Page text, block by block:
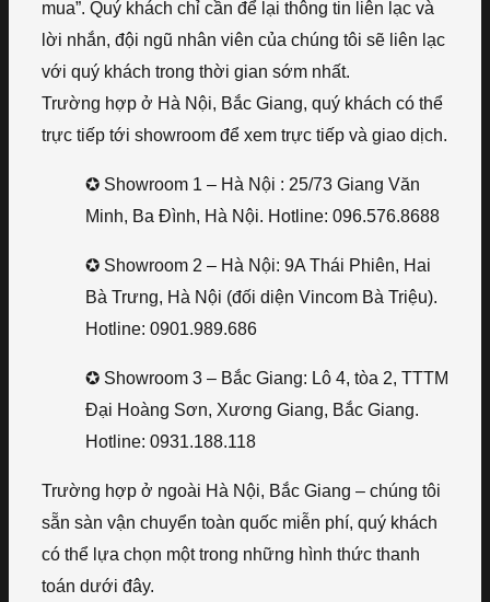
mua”. Quý khách chỉ cần để lại thông tin liên lạc và
lời nhắn, đội ngũ nhân viên của chúng tôi sẽ liên lạc
với quý khách trong thời gian sớm nhất.
Trường hợp ở Hà Nội, Bắc Giang, quý khách có thể
trực tiếp tới showroom để xem trực tiếp và giao dịch.
✪ Showroom 1 – Hà Nội : 25/73 Giang Văn
Minh, Ba Đình, Hà Nội. Hotline: 096.576.8688
✪ Showroom 2 – Hà Nội: 9A Thái Phiên, Hai
Bà Trưng, Hà Nội (đối diện Vincom Bà Triệu).
Hotline: 0901.989.686
✪ Showroom 3 – Bắc Giang: Lô 4, tòa 2, TTTM
Đại Hoàng Sơn, Xương Giang, Bắc Giang.
Hotline: 0931.188.118
Trường hợp ở ngoài Hà Nội, Bắc Giang – chúng tôi
sẵn sàn vận chuyển toàn quốc miễn phí, quý khách
có thể lựa chọn một trong những hình thức thanh
toán dưới đây.